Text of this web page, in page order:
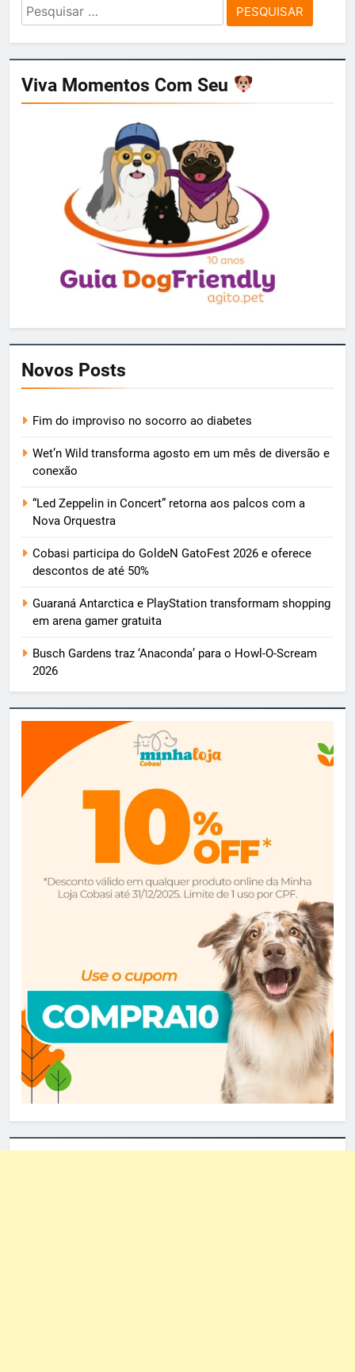
Pesquisar
por:
Viva Momentos Com Seu
Novos Posts
Fim do improviso no socorro ao diabetes
Wet’n Wild transforma agosto em um mês de diversão e
conexão
“Led Zeppelin in Concert” retorna aos palcos com a
Nova Orquestra
Cobasi participa do GoldeN GatoFest 2026 e oferece
descontos de até 50%
Guaraná Antarctica e PlayStation transformam shopping
em arena gamer gratuita
Busch Gardens traz ‘Anaconda’ para o Howl-O-Scream
2026